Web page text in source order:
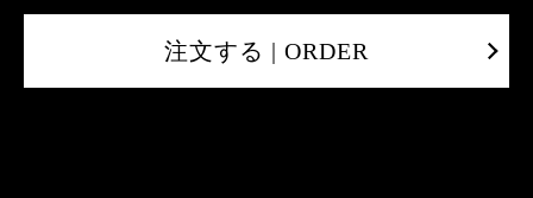
注文する | ORDER